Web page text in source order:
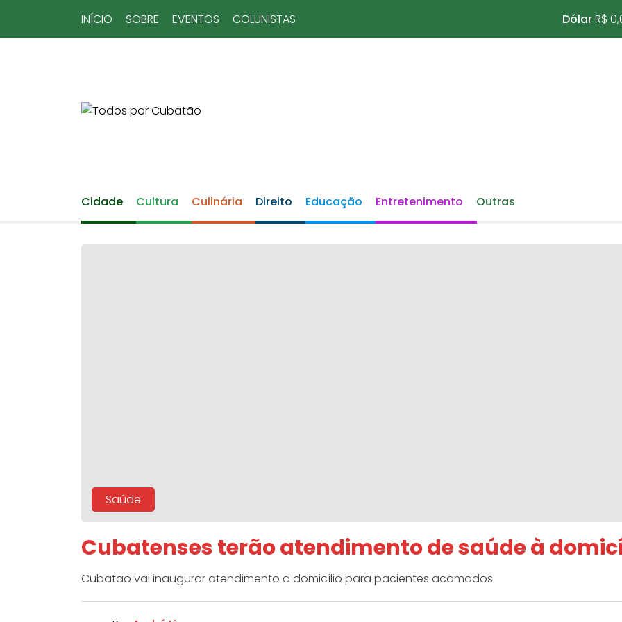
INÍCIO SOBRE EVENTOS COLUNISTAS DólarR$
Cidade Cultura Culinária Direito Educação Entretenimento Outras
Saúde
Cubatenses terão atendimento de saúde à
Cubatão vai inaugurar atendimento a domicílio para pacientes acamados